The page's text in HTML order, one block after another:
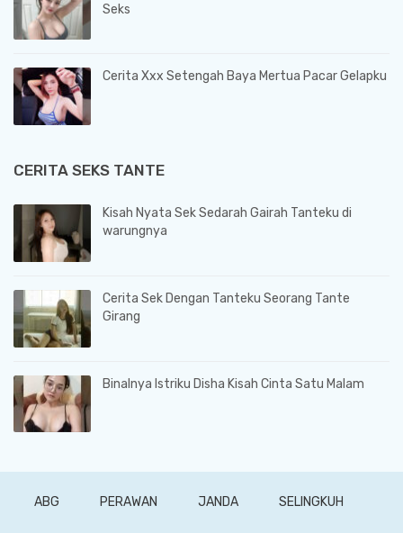
Seks
Cerita Xxx Setengah Baya Mertua Pacar Gelapku
CERITA SEKS TANTE
Kisah Nyata Sek Sedarah Gairah Tanteku di
warungnya
Cerita Sek Dengan Tanteku Seorang Tante
Girang
Binalnya Istriku Disha Kisah Cinta Satu Malam
ABG PERAWAN JANDA SELINGKUH